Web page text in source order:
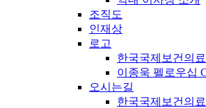
조직도
인재상
로고
한국국제보건의
이종욱 펠로우십
오시는길
한국국제보건의